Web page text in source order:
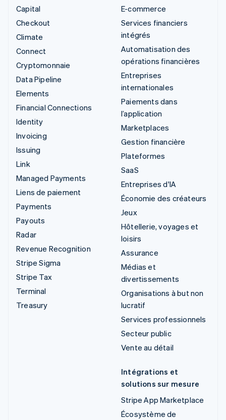
Capital
Checkout
Climate
Connect
Cryptomonnaie
Data Pipeline
Elements
Financial Connections
Identity
Invoicing
Issuing
Link
Managed Payments
Liens de paiement
Payments
Payouts
Radar
Revenue Recognition
Stripe Sigma
Stripe Tax
Terminal
Treasury
E-commerce
Services financiers
intégrés
Automatisation des
opérations financières
Entreprises
internationales
Paiements dans
l’application
Marketplaces
Gestion financière
Plateformes
SaaS
Entreprises d'IA
Économie des créateurs
Jeux
Hôtellerie, voyages et
loisirs
Assurance
Médias et
divertissements
Organisations à but non
lucratif
Services professionnels
Secteur public
Vente au détail
Intégrations et
solutions sur mesure
Stripe App Marketplace
Écosystème de